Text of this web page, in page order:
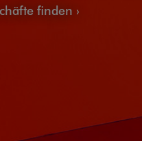
finden